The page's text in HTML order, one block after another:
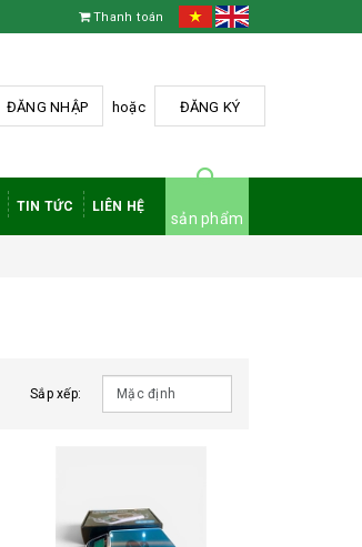
Thanh toán
ĐĂNG NHẬP hoặc ĐĂNG KÝ
TIN TỨC LIÊN HỆ
sản phẩm
Sắp xếp: